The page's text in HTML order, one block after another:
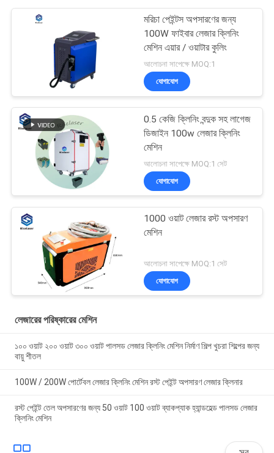
মরিচা পেইন্টস অপসারণের জন্য
100W ফাইবার লেজার ক্লিনিং
মেশিন এয়ার / ওয়াটার কুলিং
আলোচনা সাপেক্ষে MOQ:1
যোগাযোগ
0.5 কেজি ক্লিনিং বন্দুক সহ লাগেজ
ডিজাইন 100w লেজার ক্লিনিং
মেশিন
আলোচনা সাপেক্ষে MOQ:1 সেট
যোগাযোগ
1000 ওয়াট লেজার রস্ট অপসারণ
মেশিন
আলোচনা সাপেক্ষে MOQ:1 সেট
যোগাযোগ
লেজারের পরিষ্কারের মেশিন
১০০ ওয়াট ২০০ ওয়াট ৩০০ ওয়াট পালসড লেজার ক্লিনিং মেশিন নির্মাণ শিল্প খুচরা শিল্পের জন্য
বায়ু শীতল
100W / 200W পোর্টেবল লেজার ক্লিনিং মেশিন রস্ট পেইন্ট অপসারণ লেজার ক্লিনার
রস্ট পেইন্ট তেল অপসারণের জন্য 50 ওয়াট 100 ওয়াট ব্যাকপ্যাক হ্যান্ডহেল্ড পালসড লেজার
ক্লিনিং মেশিন